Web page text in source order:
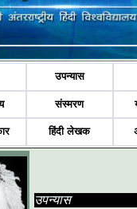
उपन्यास
संस्मरण
हिंदी लेखक
उपन्यास